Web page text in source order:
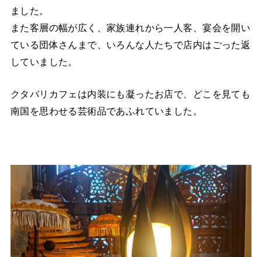
ました。
また客層の幅が広く、家族連れから一人客、宴会を開い
ている団体さんまで、いろんな人たちで店内はごった返
していました。
クタバリカフェは内装にも凝ったお店で、どこを見ても
南国を思わせる芸術品であふれていました。